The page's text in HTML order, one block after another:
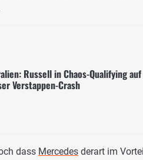
Russell in Chaos-Qualifying auf
Verstappen-Crash
dass Mercedes derart im